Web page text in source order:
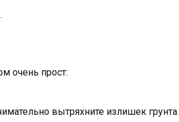
очень прост:
вытряхните излишек грунта.